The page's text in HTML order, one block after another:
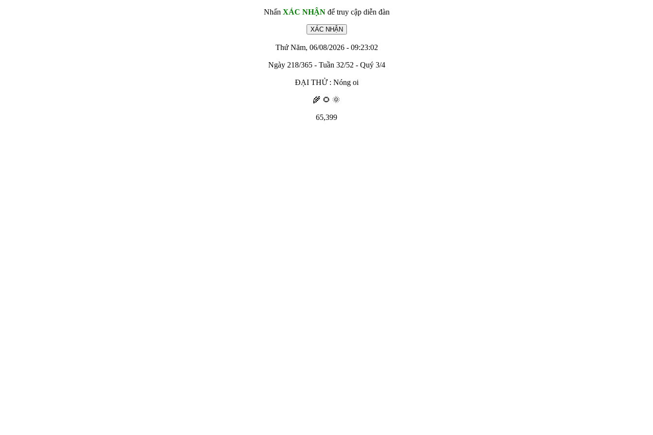
Nhấn XÁC NHẬNđể truy cập diễn đàn
Thứ Năm, 06/08/2026 - 09:23:02
Ngày 218/365 - Tuần 32/52 - Quý 3/4
ĐẠI THỬ : Nóng oi
🌾 🌻 🌞
65,399